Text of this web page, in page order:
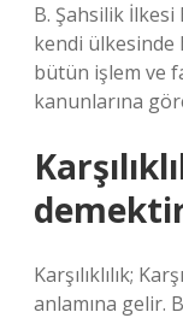
B. Şahsilik
kendi ülkesinde
bütün işlem ve
kanunlarına
Karşılıklılık;
anlamına gelir.